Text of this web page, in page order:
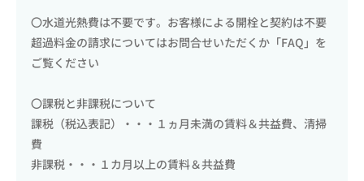
〇水道光熱費は不要です。お客様による開栓と契約は不要
超過料金の請求についてはお問合せいただくか「FAQ」を
ご覧ください
〇課税と非課税について
課税（税込表記）・・・１ヵ月未満の賃料＆共益費、清掃
費
非課税・・・１カ月以上の賃料＆共益費